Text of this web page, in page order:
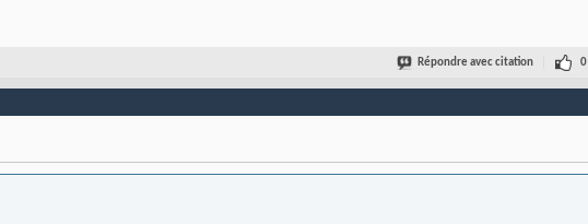
Répondre avec citation 0